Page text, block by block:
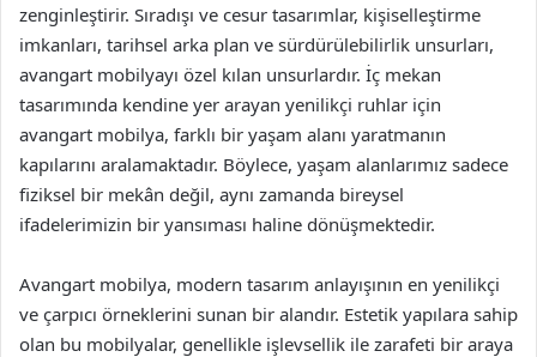
zenginleştirir. Sıradışı ve cesur tasarımlar, kişiselleştirme
imkanları, tarihsel arka plan ve sürdürülebilirlik unsurları,
avangart mobilyayı özel kılan unsurlardır. İç mekan
tasarımında kendine yer arayan yenilikçi ruhlar için
avangart mobilya, farklı bir yaşam alanı yaratmanın
kapılarını aralamaktadır. Böylece, yaşam alanlarımız sadece
fiziksel bir mekân değil, aynı zamanda bireysel
ifadelerimizin bir yansıması haline dönüşmektedir.
Avangart mobilya, modern tasarım anlayışının en yenilikçi
ve çarpıcı örneklerini sunan bir alandır. Estetik yapılara sahip
olan bu mobilyalar, genellikle işlevsellik ile zarafeti bir araya